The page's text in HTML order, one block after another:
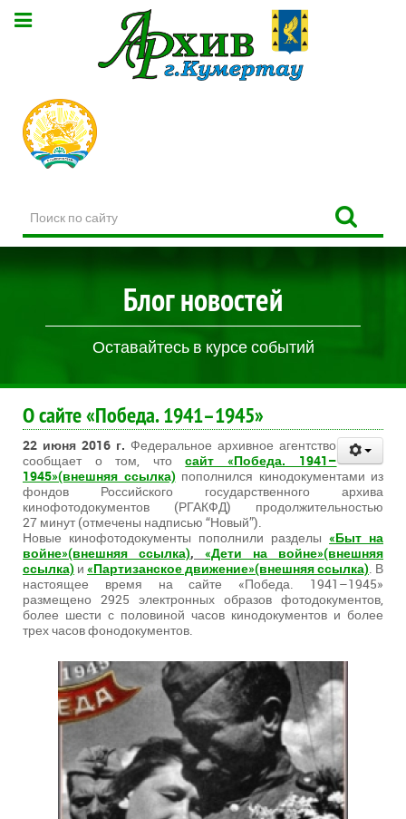
по
сайту
Блог новостей
Оставайтесь в курсе событий
О сайте «Победа. 1941–1945»
22 июня 2016 г. Федеральное архивное агентство
сообщает о том, чтосайт «Победа. 1941–
1945»(внешняя ссылка) пополнился кинодокументами из
фондов Российского государственного архива
кинофотодокументов (РГАКФД) продолжительностью
27 минут (отмечены надписью “Новый”).
Новые кинофотодокументы пополнили разделы «Быт на
войне»(внешняя ссылка), «Дети на войне»(внешняя
ссылка) и «Партизанское движение»(внешняя ссылка). В
настоящее время на сайте «Победа. 1941–1945»
размещено 2925 электронных образов фотодокументов,
более шести с половиной часов кинодокументов и более
трех часов фонодокументов.